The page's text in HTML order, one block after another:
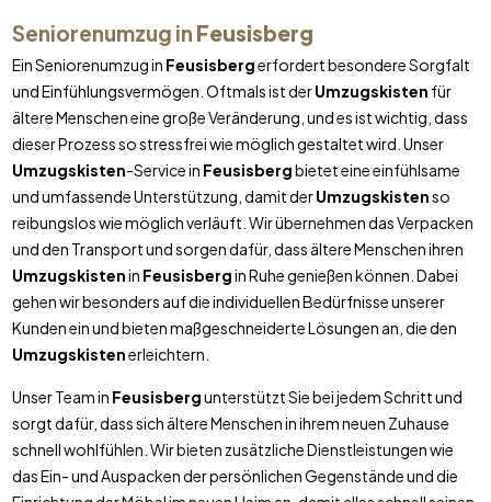
Seniorenumzug in Feusisberg
Ein Seniorenumzug in Feusisbergerfordert besondere Sorgfalt
und Einfühlungsvermögen. Oftmals ist derUmzugskisten für
ältere Menschen eine große Veränderung, und es ist wichtig, dass
dieser Prozess so stressfrei wie möglich gestaltet wird. Unser
Umzugskisten-Service in Feusisbergbietet eine einfühlsame
und umfassende Unterstützung, damit derUmzugskistenso
reibungslos wie möglich verläuft. Wir übernehmen das Verpacken
und den Transport und sorgen dafür, dass ältere Menschen ihren
Umzugskistenin Feusisbergin Ruhe genießen können. Dabei
gehen wir besonders auf die individuellen Bedürfnisse unserer
Kunden ein und bieten maßgeschneiderte Lösungen an, die den
Umzugskistenerleichtern.
Unser Team in Feusisbergunterstützt Sie bei jedem Schritt und
sorgt dafür, dass sich ältere Menschen in ihrem neuen Zuhause
schnell wohlfühlen. Wir bieten zusätzliche Dienstleistungen wie
das Ein- und Auspacken der persönlichen Gegenstände und die